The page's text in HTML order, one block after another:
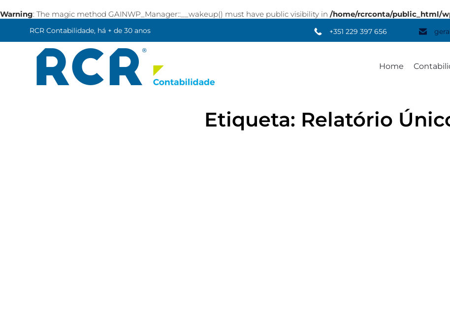
Warning: The magic method GAINWP_Manager::__wakeup() must have public visibility in /home/rcrconta/public_html/
RCR Contabilidade, há + de 30 anos +351 229 397 656
Home
Etiqueta: Relatório